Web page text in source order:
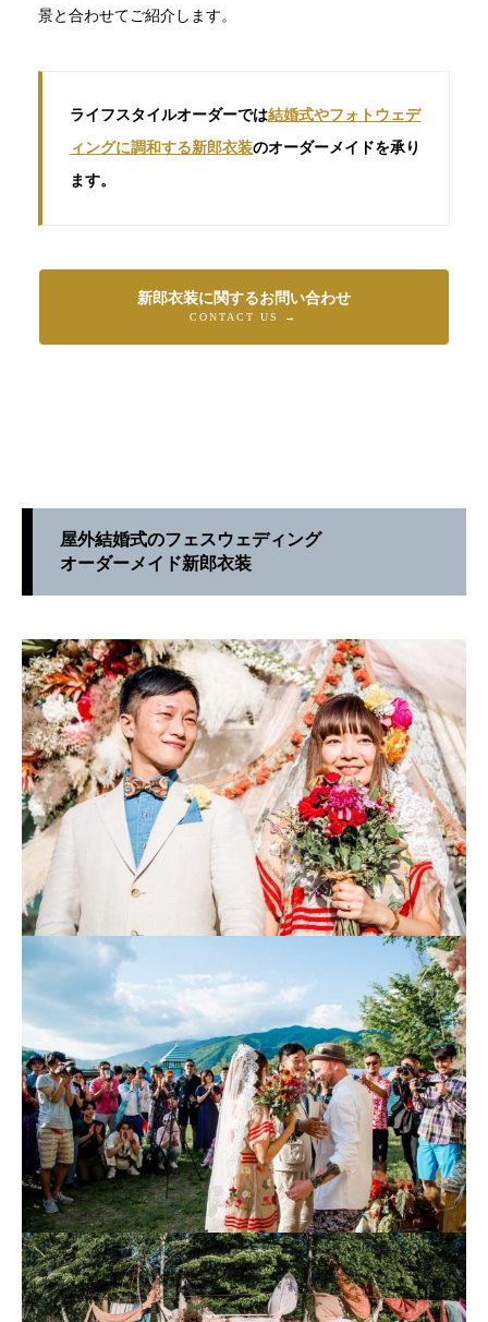
景と合わせてご紹介します。
ライフスタイルオーダーでは結婚式やフォトウェデ
ィングに調和する新郎衣装のオーダーメイドを承り
ます。
新郎衣装に関するお問い合わせ
CONTACT US →
屋外結婚式のフェスウェディング
オーダーメイド新郎衣装